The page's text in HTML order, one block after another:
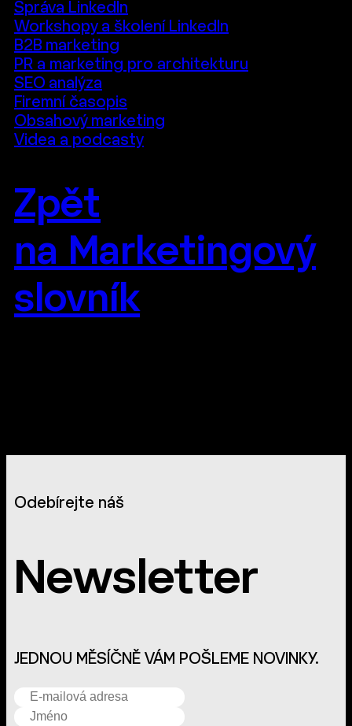
Správa LinkedIn
Workshopy a školení LinkedIn
B2B marketing
PR a marketing pro architekturu
SEO analýza
Firemní časopis
Obsahový marketing
Videa a podcasty
Zpět
na Marketingový
slovník
Odebírejte náš
Newsletter
JEDNOU MĚSÍČNĚ VÁM POŠLEME NOVINKY.